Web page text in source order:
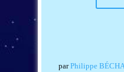
parPhilippe